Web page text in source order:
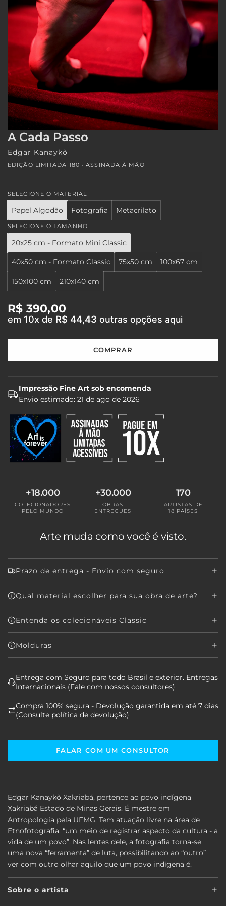
A Cada Passo
Edgar Kanaykõ
EDIÇÃO LIMITADA 180 · ASSINADA À MÃO
SELECIONE O MATERIAL
Papel Algodão Fotografia Metacrilato
SELECIONE O TAMANHO
20x25 cm - Formato Mini Classic
40x50 cm - Formato Classic 75x50 cm 100x67 cm
150x100 cm 210x140 cm
Preço
regular
R$ 390,00
em 10x de R$ 44,43 outras opções aqui
COMPRAR
C
G
A
.
Impressão Fine Art sob encomenda
Envio estimado: 21 de ago de 2026
+18.000
COLECIONADORES
PELO MUNDO
+30.000
OBRAS
ENTREGUES
170
ARTISTAS DE
18 PAÍSES
Arte muda como você é visto.
Prazo de entrega - Envio com seguro
Qual material escolher para sua obra de arte?
Entenda os colecionáveis Classic
Molduras
Entrega com Seguro para todo Brasil e exterior. Entregas
Internacionais (Fale com nossos consultores)
Compra 100% segura - Devolução garantida em até 7 dias
(Consulte política de devolução)
FALAR COM UM CONSULTOR
Edgar Kanaykõ Xakriabá, pertence ao povo indígena
Xakriabá Estado de Minas Gerais. É mestre em
Antropologia pela UFMG. Tem atuação livre na área de
Etnofotografia: “um meio de registrar aspecto da cultura - a
vida de um povo”. Nas lentes dele, a fotografia torna-se
uma nova “ferramenta” de luta, possibilitando ao “outro”
ver com outro olhar aquilo que um povo indígena é.
Sobre o artista